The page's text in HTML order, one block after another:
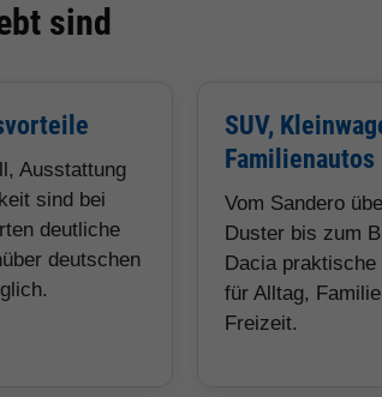
sind
Ausstattung
sind bei
deutliche
deutschen
SUV,
Familienautos
Vom Sandero
Duster bis zum
Dacia praktische
für Alltag,
Freizeit.